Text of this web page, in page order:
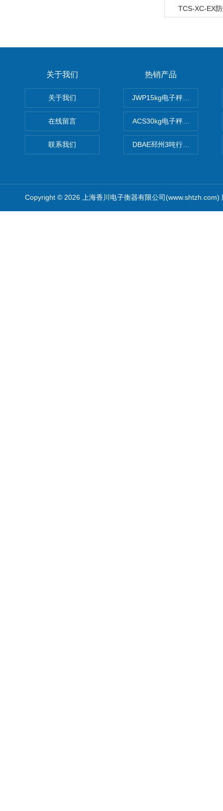
TCS-XC-EX
关于我们
关于我们
在线留言
联系我们
热销产品
JWP15kg电子秤价格,15公
ACS30kg电子秤价格,30公
DBAE邳州3吨行车电子吊秤
Copyright © 2026 上海香川电子衡器有限公司(www.shtzh.com)